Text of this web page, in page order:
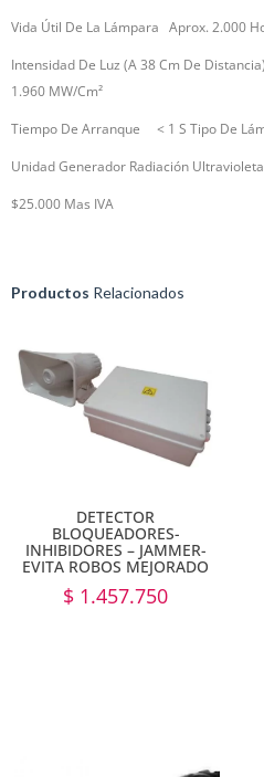
Vida Útil De La Lámpara Aprox. 2.000
Intensidad De Luz (a 38 Cm De
1.960 ΜW/cm²
Tiempo De Arranque < 1 S Tipo De
Unidad Generador Radiación Ultravioleta
$25.000 Mas IVA
Productos Relacionados
DETECTOR
BLOQUEADORES-
INHIBIDORES – JAMMER-
EVITA ROBOS MEJORADO
$ 1.457.750